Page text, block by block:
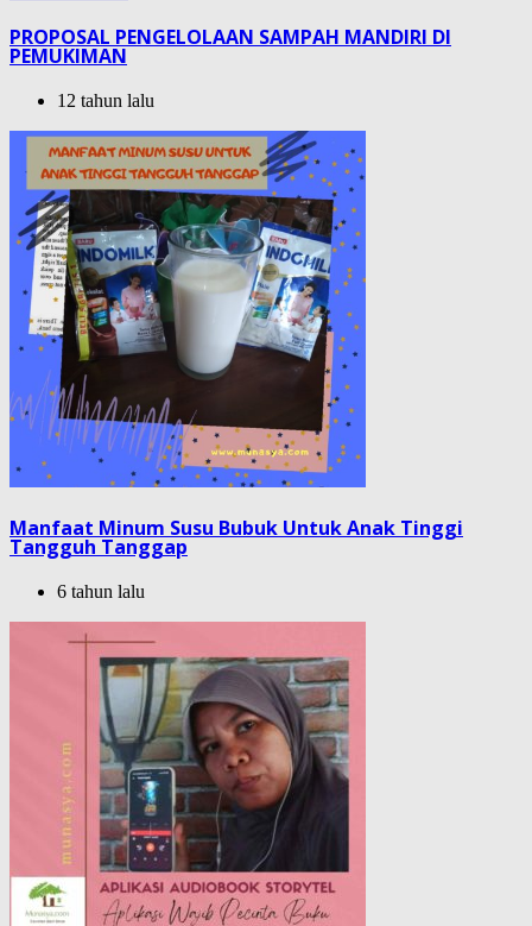
PROPOSAL PENGELOLAAN SAMPAH MANDIRI DI
PEMUKIMAN
12 tahun lalu
Manfaat Minum Susu Bubuk Untuk Anak Tinggi
Tangguh Tanggap
6 tahun lalu